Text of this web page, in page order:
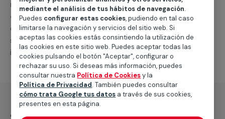
reparación de aires acondicionados por
conductos. En caso de que necesites un nuevo
equipo o piezas de repuesto, podemos
suministrártelas, así como llevar a cabo otras
intervenciones relacionadas.
¿Qué incluye?
mediante el análisis de tus hábitos de navegación.
Puedes configurar estas cookies, pudiendo en tal caso
limitarse la navegación y servicios del sitio web. Si
aceptas las cookies estás consintiendo la utilización de
las cookies en este sitio web. Puedes aceptar todas las
cookies pulsando el botón "Aceptar", configurar o
rechazar su uso. Si deseas más información, puedes
consultar nuestra Política de Cookiesy la
Política de Privacidad. También puedes consultar
cómo trata Google tus datos a través de sus cookies,
presentes en esta página.